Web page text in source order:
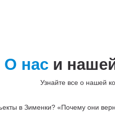
О наси
Узнайте все о нашей
в Зименки? «Почему они